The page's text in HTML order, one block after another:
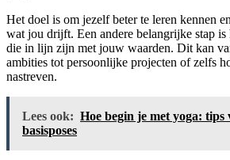
Het doel is om jezelf beter te leren kennen
wat jou drijft. Een andere belangrijke stap is
die in lijn zijn met jouw waarden. Dit kan
ambities tot persoonlijke projecten of zelfs
nastreven.
Lees ook: Hoe begin je met yoga: tips
basisposes